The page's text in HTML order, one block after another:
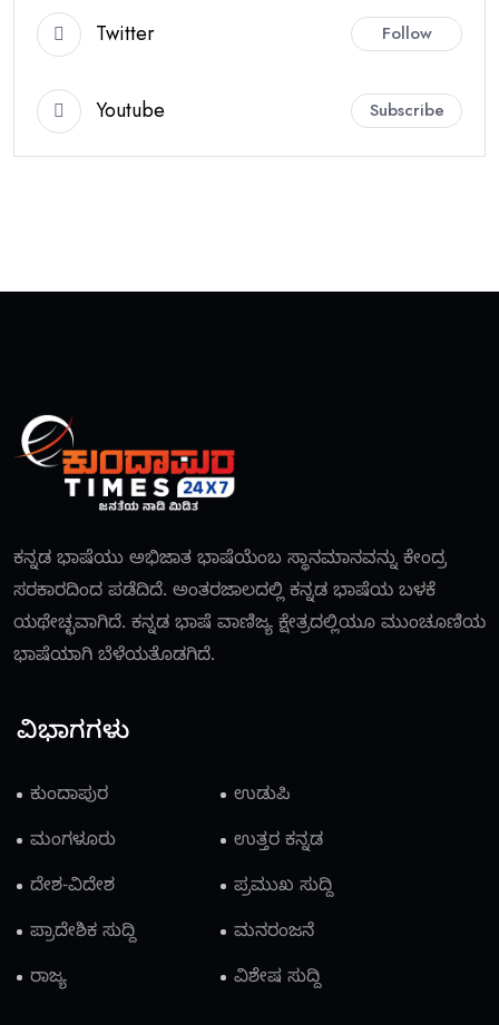
Twitter Follow
Youtube Subscribe
ಕನ್ನಡ ಭಾಷೆಯು ಅಭಿಜಾತ ಭಾಷೆಯೆಂಬ ಸ್ಥಾನಮಾನವನ್ನು ಕೇಂದ್ರ
ಸರಕಾರದಿಂದ ಪಡೆದಿದೆ. ಅಂತರಜಾಲದಲ್ಲಿ ಕನ್ನಡ ಭಾಷೆಯ ಬಳಕೆ
ಯಥೇಚ್ಛವಾಗಿದೆ. ಕನ್ನಡ ಭಾಷೆ ವಾಣಿಜ್ಯ ಕ್ಷೇತ್ರದಲ್ಲಿಯೂ ಮುಂಚೂಣಿಯ
ಭಾಷೆಯಾಗಿ ಬೆಳೆಯತೊಡಗಿದೆ.
ವಿಭಾಗಗಳು
ಕುಂದಾಪುರ
ಉಡುಪಿ
ಮಂಗಳೂರು
ಉತ್ತರ ಕನ್ನಡ
ದೇಶ-ವಿದೇಶ
ಪ್ರಮುಖ ಸುದ್ದಿ
ಪ್ರಾದೇಶಿಕ ಸುದ್ದಿ
ಮನರಂಜನೆ
ರಾಜ್ಯ
ವಿಶೇಷ ಸುದ್ದಿ